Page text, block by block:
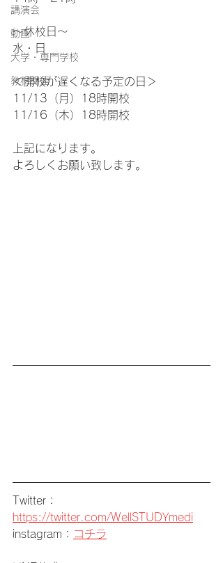
講演会
動画
大学・専門学校
教材関連
～休校日～
水・日
＜開校が遅くなる予定の日＞
11/13（月）18時開校
11/16（木）18時開校
上記になります。
よろしくお願い致します。
Twitter：
https://twitter.com/WellSTUDYmedi
instagram： コチラ